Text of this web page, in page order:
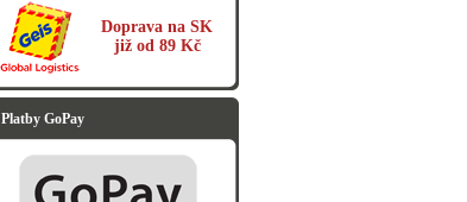
Doprava na SK
již od 89 Kč
Platby GoPay